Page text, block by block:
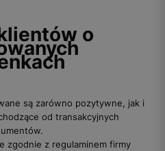
o
są zarówno pozytywne, jak i
od transakcyjnych
zgodnie z regulaminem firmy